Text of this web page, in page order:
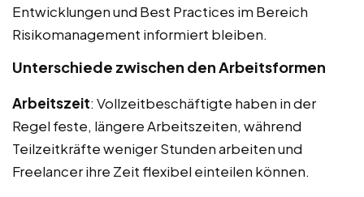
Entwicklungen und Best Practices im Bereich
Risikomanagement informiert bleiben.
Unterschiede zwischen den Arbeitsformen
Arbeitszeit: Vollzeitbeschäftigte haben in der
Regel feste, längere Arbeitszeiten, während
Teilzeitkräfte weniger Stunden arbeiten und
Freelancer ihre Zeit flexibel einteilen können.